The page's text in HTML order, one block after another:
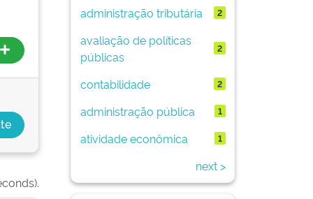
administração tributária 2
avaliação de políticas
públicas
2
contabilidade 2
administração pública 1
atividade econômica 1
next >